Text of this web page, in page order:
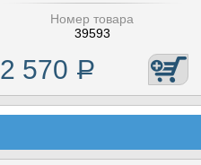
Номер товара
39593
2 570 Р